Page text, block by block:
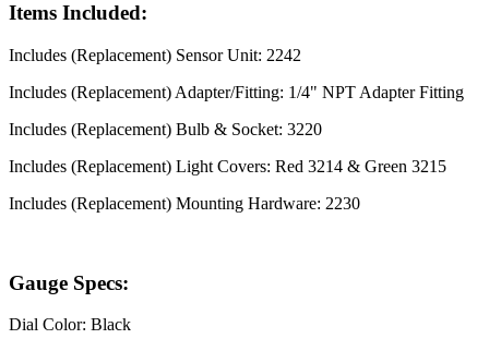
Items Included:
Includes (Replacement) Sensor Unit: 2242
Includes (Replacement) Adapter/Fitting: 1/4" NPT Adapter Fitting
Includes (Replacement) Bulb & Socket: 3220
Includes (Replacement) Light Covers: Red 3214 & Green 3215
Includes (Replacement) Mounting Hardware: 2230
Gauge Specs:
Dial Color: Black